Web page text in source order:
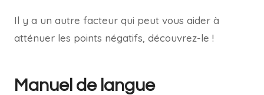
Il y a un autre facteur qui peut vous aider à
atténuer les points négatifs, découvrez-le !
Manuel de langue